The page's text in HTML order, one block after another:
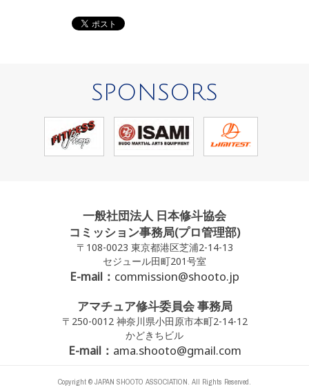
SPONSORS
一般社団法人 日本修斗協会
コミッション事務局(プロ管理部)
〒108-0023 東京都港区芝浦2-14-13
セジュール田町201号室
E-mail： commission@shooto.jp
アマチュア修斗委員会 事務局
〒250-0012 神奈川県小田原市本町2-14-12
かどきちビル
E-mail： ama.shooto@gmail.com
Copyright © JAPAN SHOOTO ASSOCIATION. All Rights Reserved.